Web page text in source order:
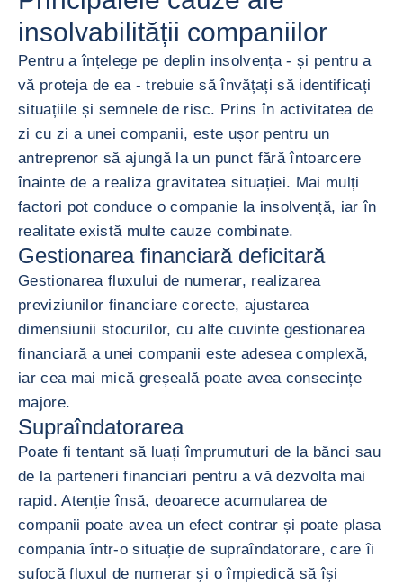
insolvabilității companiilor
Pentru a înțelege pe deplin insolvența - și pentru a
vă proteja de ea - trebuie să învățați să identificați
situațiile și semnele de risc. Prins în activitatea de
zi cu zi a unei companii, este ușor pentru un
antreprenor să ajungă la un punct fără întoarcere
înainte de a realiza gravitatea situației. Mai mulți
factori pot conduce o companie la insolvență, iar în
realitate există multe cauze combinate.
Gestionarea financiară deficitară
Gestionarea fluxului de numerar, realizarea
previziunilor financiare corecte, ajustarea
dimensiunii stocurilor, cu alte cuvinte gestionarea
financiară a unei companii este adesea complexă,
iar cea mai mică greșeală poate avea consecințe
majore.
Supraîndatorarea
Poate fi tentant să luați împrumuturi de la bănci sau
de la parteneri financiari pentru a vă dezvolta mai
rapid. Atenție însă, deoarece acumularea de
companii poate avea un efect contrar și poate plasa
compania într-o situație de supraîndatorare, care îi
sufocă fluxul de numerar și o împiedică să își